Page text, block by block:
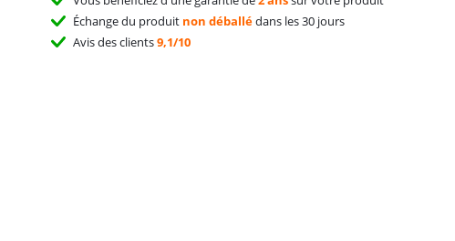
Échange du produit non déballédans les 30 jours
Avis des clients9,1/10